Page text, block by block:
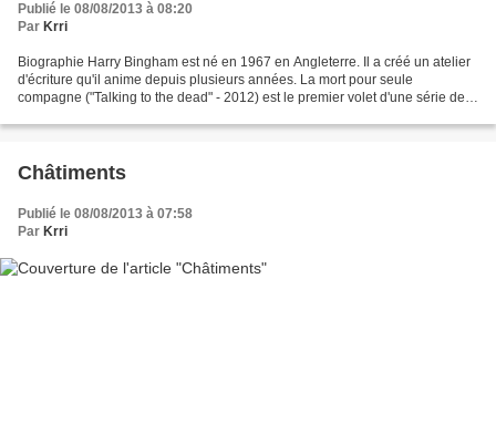
Publié le 08/08/2013 à 08:20
Par Krri
Biographie Harry Bingham est né en 1967 en Angleterre. Il a créé un atelier
d'écriture qu'il anime depuis plusieurs années. La mort pour seule
compagne ("Talking to the dead" - 2012) est le premier volet d'une série de
Châtiments
Publié le 08/08/2013 à 07:58
Par Krri